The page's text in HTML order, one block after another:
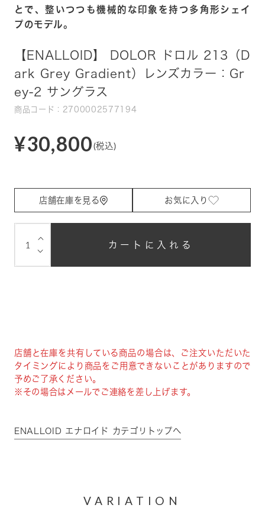
とで、整いつつも機械的な印象を持つ多角形シェイ
プのモデル。
【ENALLOID】 DOLOR ドロル 213（D
ark Grey Gradient）レンズカラー：Gr
ey-2 サングラス
商品コード：2700002577194
¥30,800 (税込)
店舗在庫を見る お気に入り
⌵
⌵ カートに入れる
店舗と在庫を共有している商品の場合は、ご注文いただいた
タイミングにより商品をご用意できないことがありますので
予めご了承ください。
※その場合はメールでご連絡を差し上げます。
ENALLOID エナロイド カテゴリトップへ
VARIATION